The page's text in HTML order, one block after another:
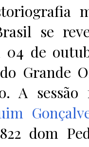
se
04 de
Grande
A
dom